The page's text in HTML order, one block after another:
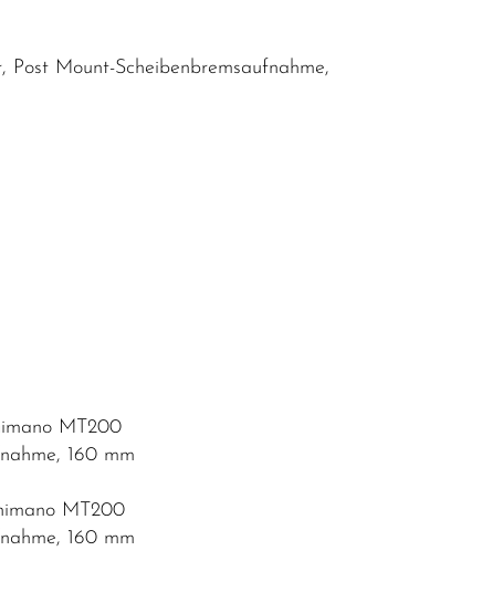
Mount-Scheibenbremsaufnahme,
MT200
160 mm
MT200
160 mm